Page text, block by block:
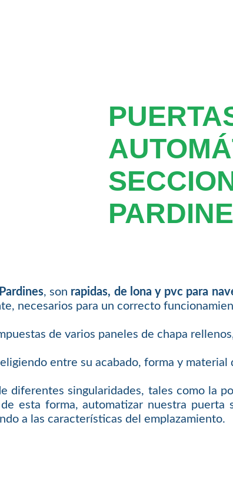
, son rapidas, de lona y pvc para
necesarios para un correcto
de varios paneles de chapa
entre su acabado, forma y material
diferentes singularidades, tales como la
esta forma, automatizar nuestra
a las características del emplazamiento.